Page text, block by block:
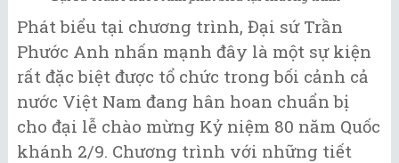
Phát biểu tại chương trình, Đại sứ Trần
Phước Anh nhấn mạnh đây là một sự kiện
rất đặc biệt được tổ chức trong bối cảnh cả
nước Việt Nam đang hân hoan chuẩn bị
cho đại lễ chào mừng Kỷ niệm 80 năm Quốc
khánh 2/9. Chương trình với những tiết